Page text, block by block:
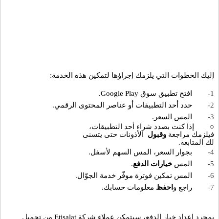
إليك الخطوات التي يلزمك إجراؤها لتمكين هذه الخدمة:
1-
افتح تطبيق سوق Google Play.
2-
حدد أحد التطبيقات أو عناصر المحتوى الرقمي.
3-
المس السعر.
○
فيلزمك مراجعة وقبول
لك المتابعة.
4-
بجوار السعر، المس السهم لأسفل.
5-
المس خيارات الدفع.
6-
المس تمكين فوترة موفّر خدمة الجوّال.
7-
راجع و احفظ معلومات حسابك.